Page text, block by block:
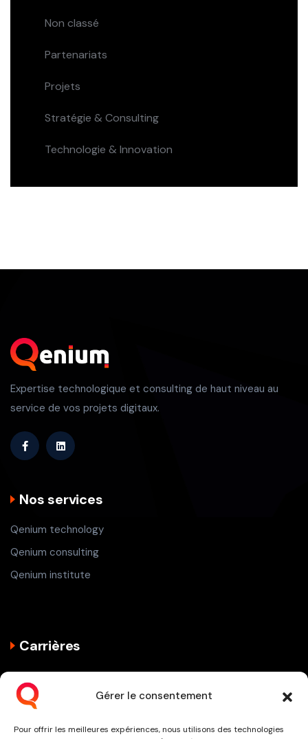
Gérer le consentement
Pour offrir les meilleures expériences, nous utilisons des technologies
Non classé
Partenariats
Projets
Stratégie & Consulting
Technologie & Innovation
Expertise technologique et consulting de haut niveau au
service de vos projets digitaux.
Nos services
Qenium technology
Qenium consulting
Qenium institute
Carrières
Philosophie de travail
Offre d’emploi